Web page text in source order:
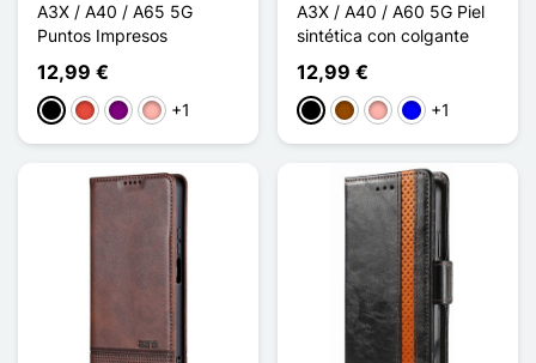
A3X / A40 / A65 5G
Puntos Impresos
12,99 €
NegroRojoPúrpuraOro rosa
+1
A3X / A40 / A60 5G Piel
sintética con colgante
12,99 €
NegroMarrónOro rosa
Azul+1